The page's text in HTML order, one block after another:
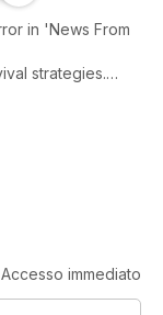
in 'News From
strategies.
merit. It
Accesso immediato